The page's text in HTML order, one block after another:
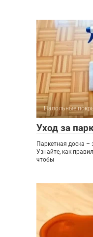
Напольные
Уход за
Паркетная доска –
Узнайте, как
чтобы